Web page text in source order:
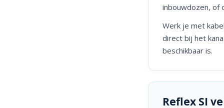
inbouwdozen, of
Werk je met
direct bij het
beschikbaar is.
Reflex SI